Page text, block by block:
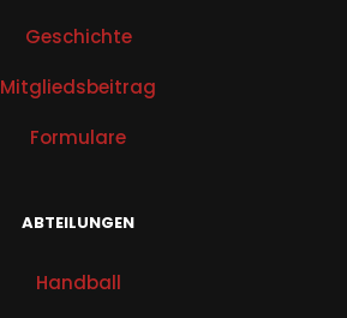
Geschichte
Mitgliedsbeitrag
Formulare
ABTEILUNGEN
Handball